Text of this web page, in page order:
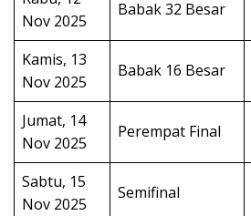
Nov 2025
Babak 32 Besar
Kamis, 13
Nov 2025
Babak 16 Besar
Jumat, 14
Nov 2025
Perempat Final
Sabtu, 15
Nov 2025
Semifinal